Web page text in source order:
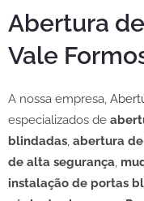
Abertura
Vale
A nossa empresa,
especializados de
blindadas, abertura
de alta segurança,
instalação de portas